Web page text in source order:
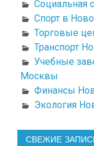
Социальная
Спорт в
Торговые
Транспорт
Учебные
Москвы
Финансы
Экология
СВЕЖИЕ